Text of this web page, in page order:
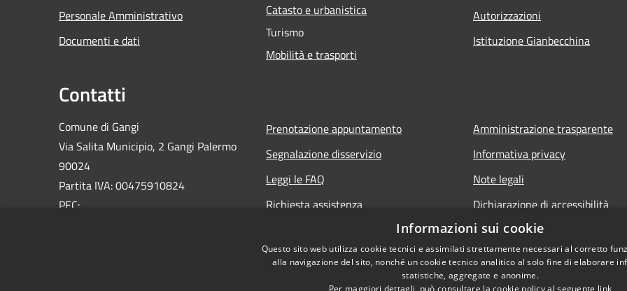
Personale Amministrativo
Documenti e dati
Catasto e urbanistica
Turismo
Mobilità e trasporti
Autorizzazioni
Istituzione Gianbecchina
Contatti
Comune di Gangi
Via Salita Municipio, 2 Gangi Palermo
90024
Partita IVA: 00475910824
PEC:
Prenotazione appuntamento
Segnalazione disservizio
Leggi le FAQ
Richiesta assistenza
Amministrazione trasparente
Informativa privacy
Note legali
Dichiarazione di accessibilità
Informazioni sui cookie
Questo sito web utilizza cookie tecnici e assimilati strettamente necessari al corretto
alla navigazione del sito, nonché un cookie tecnico analitico al solo fine di elaborare
statistiche, aggregate e anonime.
Per maggiori dettagli, può consultare la cookie policy al seguente link